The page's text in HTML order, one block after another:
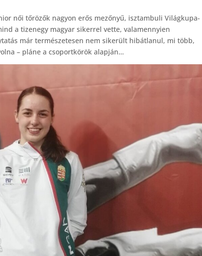
női tőrözők nagyon erős mezőnyű, isztambuli Világkupa-
a tizenegy magyar sikerrel vette, valamennyien
már természetesen nem sikerült hibátlanul, mi több,
– pláne a csoportkörök alapján…